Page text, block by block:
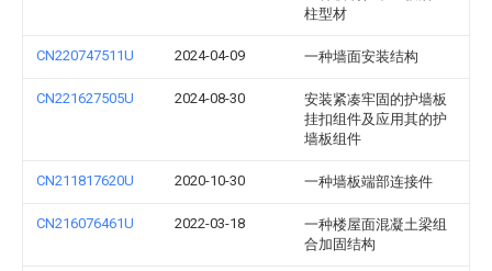
柱型材
CN220747511U 2024-04-09 一种墙面安装结构
CN221627505U 2024-08-30
安装紧凑牢固的护墙板
挂扣组件及应用其的护
墙板组件
CN211817620U 2020-10-30 一种墙板端部连接件
CN216076461U 2022-03-18
一种楼屋面混凝土梁组
合加固结构